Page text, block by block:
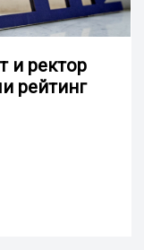
и ректор
рейтинг